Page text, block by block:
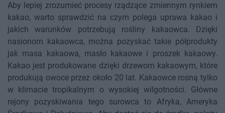
Aby lepiej zrozumieć procesy rządzące zmiennym rynkiem
kakao, warto sprawdzić na czym polega uprawa kakao i
jakich warunków potrzebują rośliny kakaowca. Dzięki
nasionom kakaowca, można pozyskać takie półprodukty
jak masa kakaowa, masło kakaowe i proszek kakaowy.
Kakao jest produkowane dzięki drzewom kakaowym, które
produkują owoce przez około 20 lat. Kakaowce rosną tylko
w klimacie tropikalnym o wysokiej wilgotności. Główne
rejony pozyskiwania tego surowca to Afryka, Ameryka